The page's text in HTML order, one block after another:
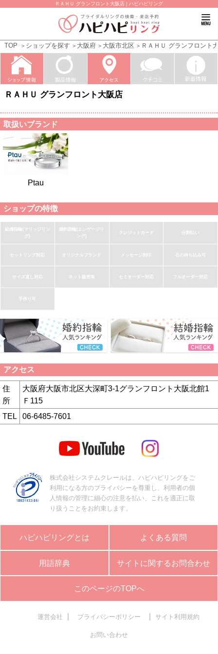
ＲＡＨＵ グランフロント大阪店 | ハピハピリング
TOP ショップを探す 大阪府 大阪市北区 ＲＡＨＵ グランフロント
ＲＡＨＵ グランフロント大阪店
取扱いブランド
Ptau
ショップの特徴
結婚指輪(マリッジリン
グ)
婚約指輪(エンゲージリ
ング)
クレジットカード 分割払い
セットリング対応 オリジナルブランド メッセージ刻印 石の持ち込み可
サイズ直し対応 ネット販売有 セミオーダー対応 フルオーダー対応
手作り可
アクセス
住
所
大阪府大阪市北区大深町3-1グランフロント大阪北館1
Ｆ115
TEL
06-6485-7601
株式会社システムクレールは、ハピハピリングをご
利用になる方のプライバシーを尊重し、利用者の個
人情報の管理に細心の注意を払い、これを適正に取
り扱うことをお約束します。
ハピハピリングとは よくある質問
用語辞典 サイトに関するお問合わせ
このページのTOPへ
運営会社 プライバシーポリシー サイト利用規約
お問い合わせ